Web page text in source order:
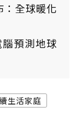
：全球暖化
預測地球
生活家庭